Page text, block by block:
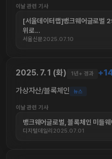
이날 관련 기사
[서울데이터랩]뱅크웨어글로벌
위로...
서울신문2025.07.10
2025. 7. 1 (화) 1년+ 경과
가상자산/블록체인 뉴스
이날 관련 기사
뱅크웨어글로벌, 블록체인 미들웨
디지털데일리 2025.07.01